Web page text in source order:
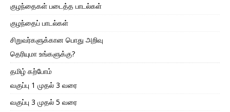
குழந்தைகள் படைத்த பாடல்கள்
குழந்தைப் பாடல்கள்
சிறுவர்களுக்கான பொது அறிவு
தெரியுமா உங்களுக்கு?
தமிழ் கற்போம்
வகுப்பு 1 முதல் 3 வரை
வகுப்பு 3 முதல் 5 வரை